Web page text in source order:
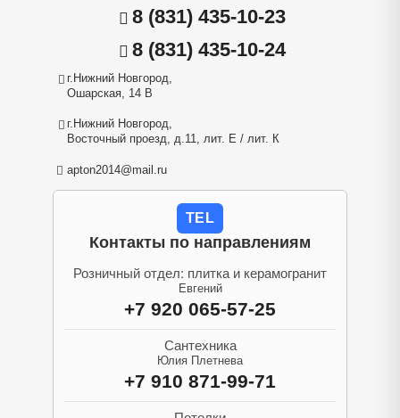
8 (831) 435-10-23
8 (831) 435-10-24
г.Нижний Новгород,
Ошарская, 14 В
г.Нижний Новгород,
Восточный проезд, д.11, лит. Е / лит. К
apton2014@mail.ru
TEL
Контакты по направлениям
Розничный отдел: плитка и керамогранит
Евгений
+7 920 065-57-25
Сантехника
Юлия Плетнева
+7 910 871-99-71